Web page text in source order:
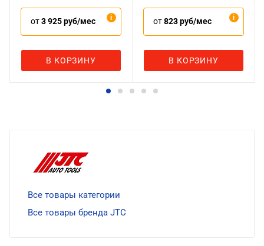
от3 925 руб/мес
В КОРЗИНУ
от823 руб/мес
В КОРЗИНУ
Все товары категории
Все товары бренда JTC